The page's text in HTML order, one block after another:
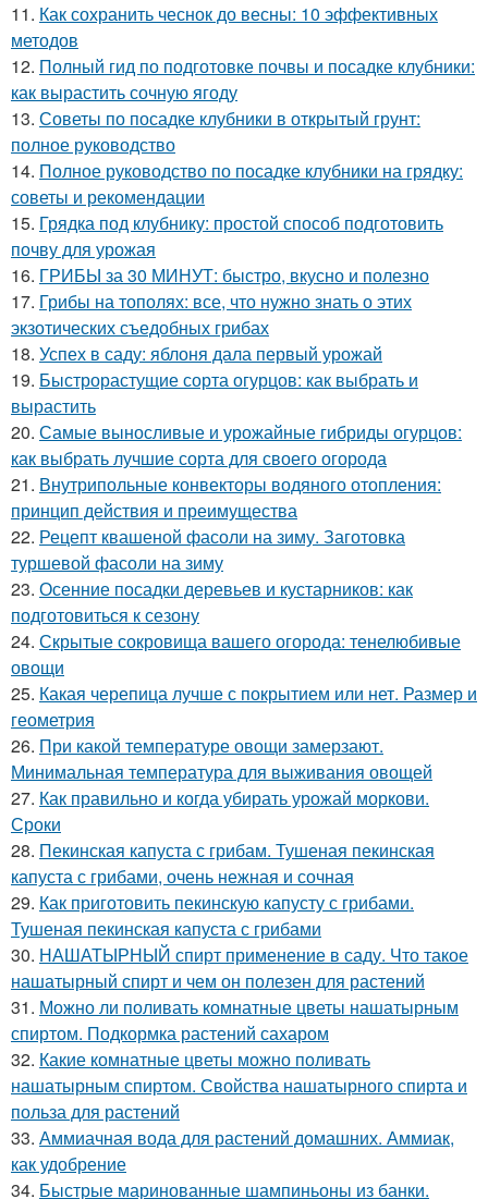
11. Как сохранить чеснок до весны: 10 эффективных
методов
12. Полный гид по подготовке почвы и посадке клубники:
как вырастить сочную ягоду
13. Советы по посадке клубники в открытый грунт:
полное руководство
14. Полное руководство по посадке клубники на грядку:
советы и рекомендации
15. Грядка под клубнику: простой способ подготовить
почву для урожая
16. ГРИБЫ за 30 МИНУТ: быстро, вкусно и полезно
17. Грибы на тополях: все, что нужно знать о этих
экзотических съедобных грибах
18. Успех в саду: яблоня дала первый урожай
19. Быстрорастущие сорта огурцов: как выбрать и
вырастить
20. Самые выносливые и урожайные гибриды огурцов:
как выбрать лучшие сорта для своего огорода
21. Внутрипольные конвекторы водяного отопления:
принцип действия и преимущества
22. Рецепт квашеной фасоли на зиму. Заготовка
туршевой фасоли на зиму
23. Осенние посадки деревьев и кустарников: как
подготовиться к сезону
24. Скрытые сокровища вашего огорода: тенелюбивые
овощи
25. Какая черепица лучше с покрытием или нет. Размер и
геометрия
26. При какой температуре овощи замерзают.
Минимальная температура для выживания овощей
27. Как правильно и когда убирать урожай моркови.
Сроки
28. Пекинская капуста с грибам. Тушеная пекинская
капуста с грибами, очень нежная и сочная
29. Как приготовить пекинскую капусту с грибами.
Тушеная пекинская капуста с грибами
30. НАШАТЫРНЫЙ спирт применение в саду. Что такое
нашатырный спирт и чем он полезен для растений
31. Можно ли поливать комнатные цветы нашатырным
спиртом. Подкормка растений сахаром
32. Какие комнатные цветы можно поливать
нашатырным спиртом. Свойства нашатырного спирта и
польза для растений
33. Аммиачная вода для растений домашних. Аммиак,
как удобрение
34. Быстрые маринованные шампиньоны из банки.